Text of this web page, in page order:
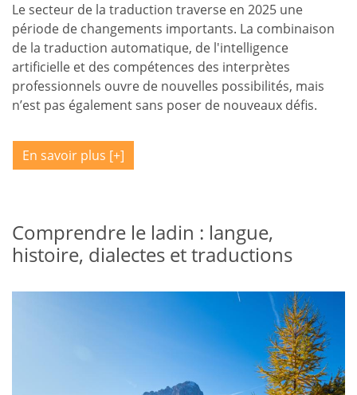
Le secteur de la traduction traverse en 2025 une
période de changements importants. La combinaison
de la traduction automatique, de l'intelligence
artificielle et des compétences des interprètes
professionnels ouvre de nouvelles possibilités, mais
n’est pas également sans poser de nouveaux défis.
En savoir plus
Comprendre le ladin : langue,
histoire, dialectes et traductions